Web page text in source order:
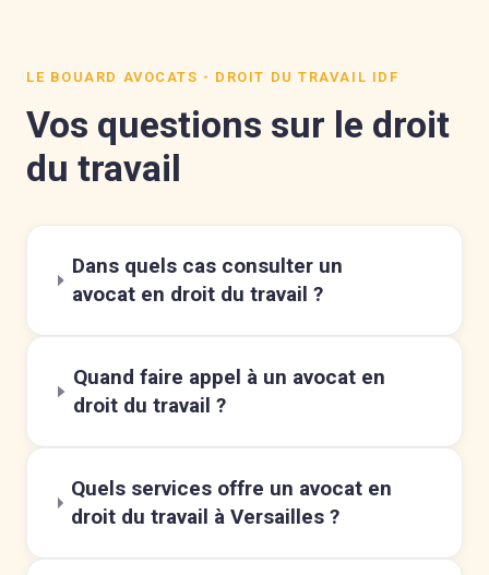
LE BOUARD AVOCATS - DROIT DU TRAVAIL IDF
Vos questions sur le droit
du travail
Dans quels cas consulter un
avocat en droit du travail ?
Quand faire appel à un avocat en
droit du travail ?
Quels services offre un avocat en
droit du travail à Versailles ?